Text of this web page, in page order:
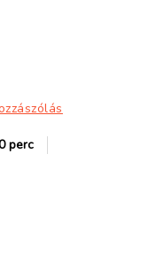
perc